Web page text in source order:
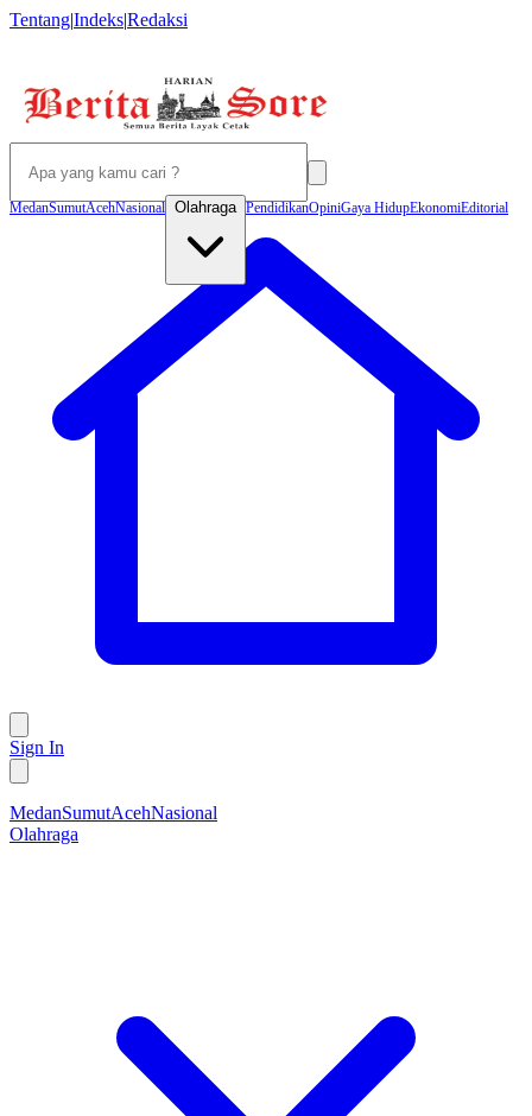
Tentang|Indeks|Redaksi
MedanSumutAcehNasional Olahraga PendidikanOpiniGaya HidupEkonomiEditorial
Sign In
MedanSumutAcehNasional
Olahraga